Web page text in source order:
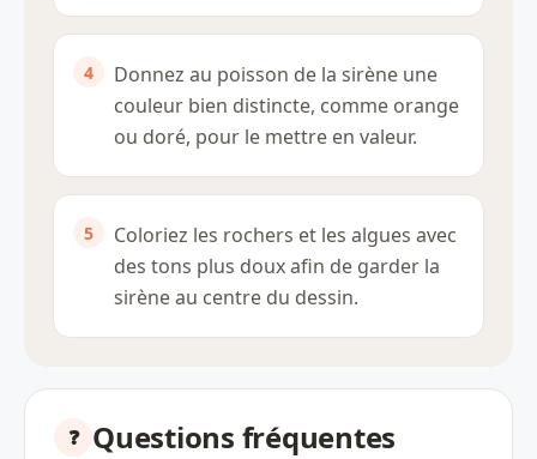
Donnez au poisson de la sirène une
couleur bien distincte, comme orange
ou doré, pour le mettre en valeur.
Coloriez les rochers et les algues avec
des tons plus doux afin de garder la
sirène au centre du dessin.
Questions fréquentes